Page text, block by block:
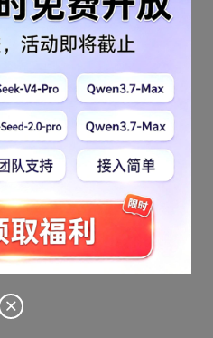
字节；
号。